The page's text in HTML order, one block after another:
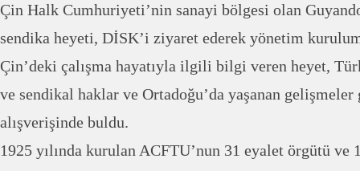
Çin Halk Cumhuriyeti’nin sanayi bölgesi olan
sendika heyeti, DİSK’i ziyaret ederek yönetim
Çin’deki çalışma hayatıyla ilgili bilgi veren heyet,
ve sendikal haklar ve Ortadoğu’da yaşanan
alışverişinde buldu.
1925 yılında kurulan ACFTU’nun 31 eyalet örgütü ve